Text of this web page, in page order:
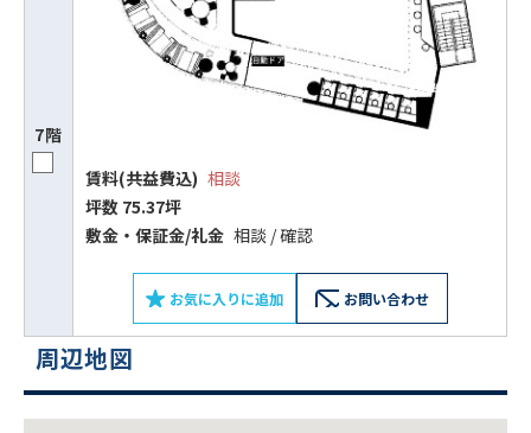
7階
賃料(共益費込) 相談
坪数 75.37坪
敷⾦‧保証⾦/礼⾦ 相談 / 確認
お気に入りに追加 お問い合わせ
ビルコード：172272
周辺地図